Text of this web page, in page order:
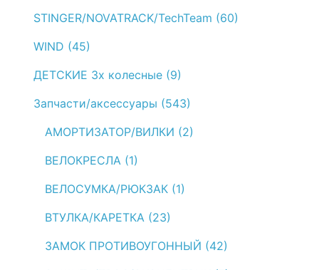
STINGER/NOVATRACK/TechTeam (60)
WIND (45)
ДЕТСКИЕ 3х колесные (9)
Запчасти/аксессуары (543)
АМОРТИЗАТОР/ВИЛКИ (2)
ВЕЛОКРЕСЛА (1)
ВЕЛОСУМКА/РЮКЗАК (1)
ВТУЛКА/КАРЕТКА (23)
ЗАМОК ПРОТИВОУГОННЫЙ (42)